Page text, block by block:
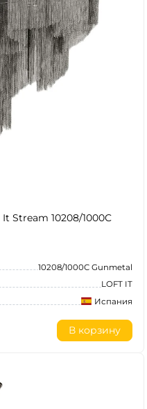
Stream 10208/1000C
10208/1000C Gunmetal
LOFT IT
Испания
В корзину